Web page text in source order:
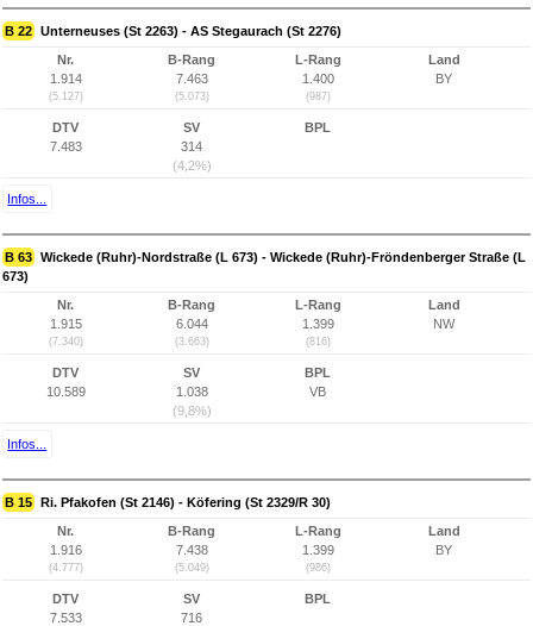
B 22 Unterneuses (St 2263) - AS Stegaurach (St 2276)
Nr.
1.914
(5.127)
B-Rang
7.463
(5.073)
L-Rang
1.400
(987)
Land
BY
DTV
7.483
SV
314
(4,2%)
BPL
Infos...
B 63 Wickede (Ruhr)-Nordstraße (L 673) - Wickede (Ruhr)-Fröndenberger Straße (L
673)
Nr.
1.915
(7.340)
B-Rang
6.044
(3.663)
L-Rang
1.399
(816)
Land
NW
DTV
10.589
SV
1.038
(9,8%)
BPL
VB
Infos...
B 15 Ri. Pfakofen (St 2146) - Köfering (St 2329/R 30)
Nr.
1.916
(4.777)
B-Rang
7.438
(5.049)
L-Rang
1.399
(986)
Land
BY
DTV
7.533
SV
716
BPL